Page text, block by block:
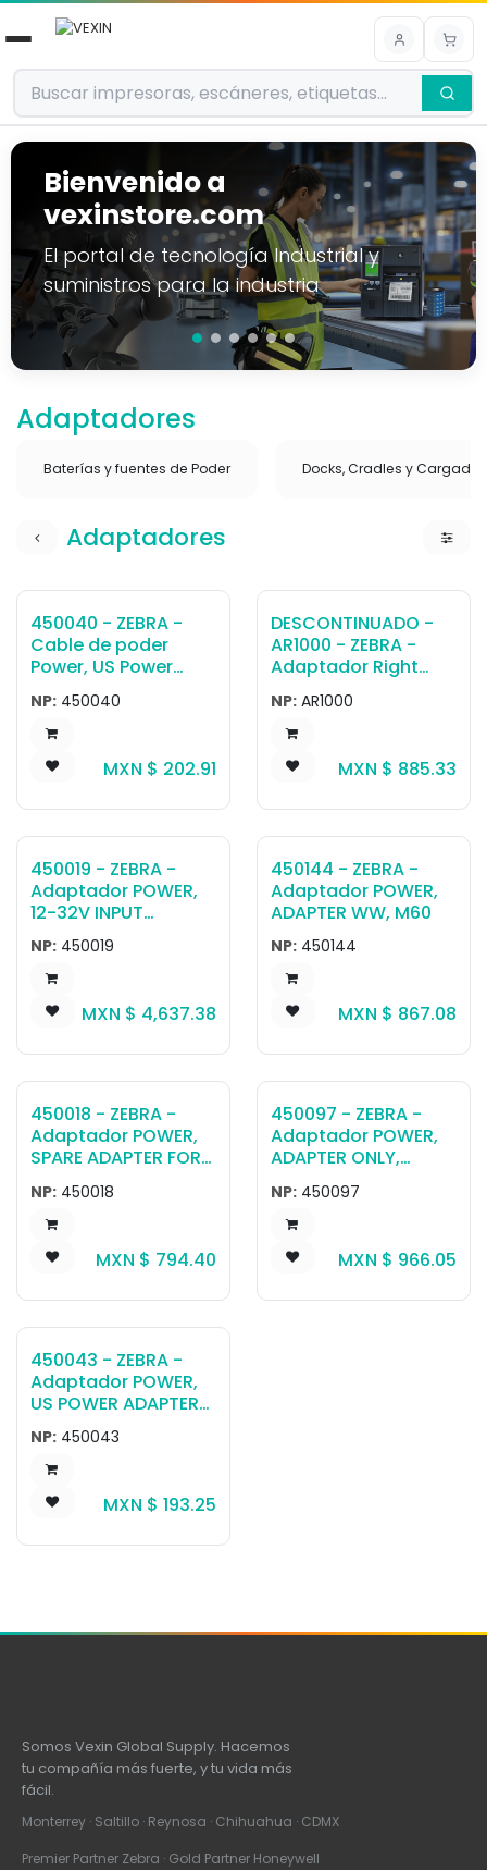
Ir al contenido
Bienvenido a
vexinstore.com
El portal de tecnología Industrial y
suministros para la industria
Adaptadores
Baterías y fuentes de Poder Docks, Cradles y
Adaptadores
450040 - ZEBRA -
Cable de poder
Power, US Power
Adapter Cord
(ET8x,L10,R12)
NP: 450040
MXN $ 202.91
DESCONTINUADO -
AR1000 - ZEBRA -
Adaptador Right
Angle SMA reverse
polarity plug-jack
Adapter
NP: AR1000
MXN $ 885.33
450019 - ZEBRA -
Adaptador POWER,
12-32V INPUT
CIGARETTE LIGHTER
ADAPTER, 12V
OUTPUT 5.5X2.5
XDIM G2 G3
B10,BC,D10,L10
NP: 450019
MXN $ 4,637.38
450144 - ZEBRA -
Adaptador POWER,
ADAPTER WW, M60
NP: 450144
MXN $ 867.08
450018 - ZEBRA -
Adaptador POWER,
SPARE ADAPTER FOR
TABLET AND XSTAND
(BC,B10,D10,XC6,XST
AND)
NP: 450018
MXN $ 794.40
450097 - ZEBRA -
Adaptador POWER,
ADAPTER ONLY,
3PIN65W VI 1.77MM,
XR12
NP: 450097
MXN $ 966.05
450043 - ZEBRA -
Adaptador POWER,
US POWER ADAPTER
CORD C13 TYPE
NP: 450043
MXN $ 193.25
Somos Vexin Global Supply. Hacemos
tu compañía más fuerte, y tu vida más
fácil.
Monterrey · Saltillo · Reynosa · Chihuahua · CDMX
Premier Partner Zebra · Gold Partner Honeywell